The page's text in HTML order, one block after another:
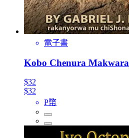
電子書
Kobo Chenura Makwara
$32
$32
P幣